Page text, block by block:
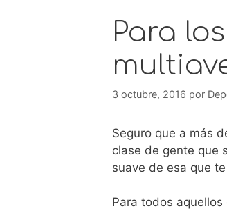
Para
3 octubre, 2016 por
Seguro que a más
clase de gente que
suave de esa que
Para todos aquellos